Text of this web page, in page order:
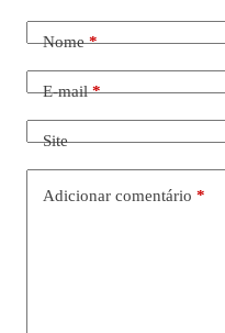
Nome*
E-mail*
Site
Adicionar comentário *